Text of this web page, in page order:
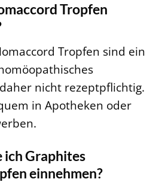
Tropfen
Tropfen sind ein
nicht rezeptpflichtig.
in Apotheken oder
ich Graphites
einnehmen?